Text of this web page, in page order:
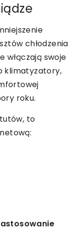
chłodzenia
włączają swoje
klimatyzatory,
roku.
to